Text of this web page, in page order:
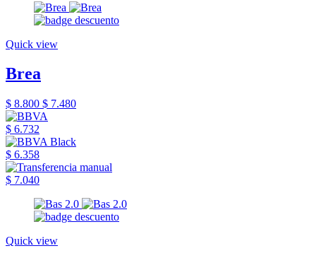
Quick view
Brea
$ 8.800 $ 7.480
$ 6.732
$ 6.358
$ 7.040
Quick view